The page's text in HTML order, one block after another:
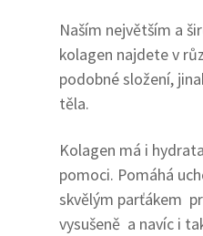
Naším největším a
kolagen najdete v
podobné složení,
těla.
Kolagen má i
pomoci. Pomáhá
skvělým parťákem
vysušeně a navíc i